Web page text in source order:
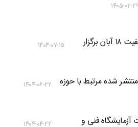
۰۲-۲۹
مراسم بزرگداشت روز ملی کیفیت ۱۸ آبان برگزار
۱۴۰۴-۰۷-۱۵
شده مرتبط با حوزه
۱۴۰۴-۰۶-۲۲
آزمایشگاه فنی و
۱۴۰۴-۰۴-۲۲